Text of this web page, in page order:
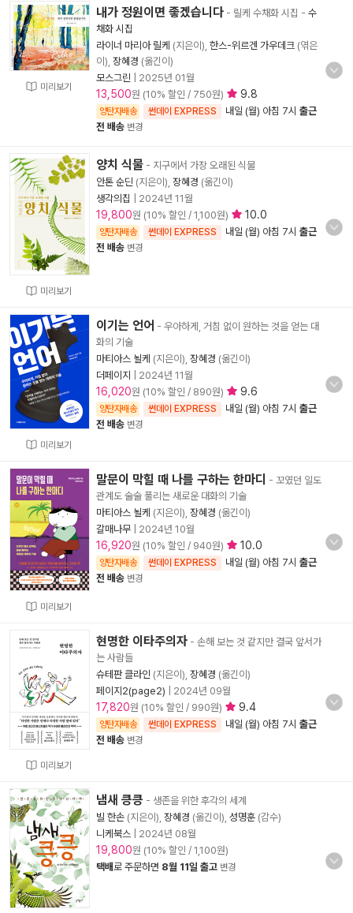
미리보기
내가 정원이면 좋겠습니다 - 릴케 수채화 시집 - 수
채화 시집
라이너 마리아 릴케 (지은이), 한스-위르겐 가우데크 (엮은
이), 장혜경 (옮긴이)
모스그린
2025년 01월
13,500원 (10% 할인 / 750원) 9.8
양탄자배송 썬데이 EXPRESS 내일 (월) 아침 7시 출근
전 배송 변경
미리보기
양치 식물 - 지구에서 가장 오래된 식물
안톤 순딘 (지은이), 장혜경 (옮긴이)
생각의집
2024년 11월
19,800원 (10% 할인 / 1,100원) 10.0
양탄자배송 썬데이 EXPRESS 내일 (월) 아침 7시 출근
전 배송 변경
미리보기
이기는 언어 - 우아하게, 거침 없이 원하는 것을 얻는 대
화의 기술
마티아스 뇔케 (지은이), 장혜경 (옮긴이)
더페이지
2024년 11월
16,020원 (10% 할인 / 890원) 9.6
양탄자배송 썬데이 EXPRESS 내일 (월) 아침 7시 출근
전 배송 변경
미리보기
말문이 막힐 때 나를 구하는 한마디 - 꼬였던 일도
관계도 술술 풀리는 새로운 대화의 기술
마티아스 뇔케 (지은이), 장혜경 (옮긴이)
갈매나무
2024년 10월
16,920원 (10% 할인 / 940원) 10.0
양탄자배송 썬데이 EXPRESS 내일 (월) 아침 7시 출근
전 배송 변경
미리보기
현명한 이타주의자 - 손해 보는 것 같지만 결국 앞서가
는 사람들
슈테판 클라인 (지은이), 장혜경 (옮긴이)
페이지2(page2)
2024년 09월
17,820원 (10% 할인 / 990원) 9.4
양탄자배송 썬데이 EXPRESS 내일 (월) 아침 7시 출근
전 배송 변경
냄새 킁킁 - 생존을 위한 후각의 세계
빌 한손 (지은이), 장혜경 (옮긴이), 성명훈 (감수)
니케북스
2024년 08월
19,800원 (10% 할인 / 1,100원)
택배로 주문하면 8월 11일 출고 변경